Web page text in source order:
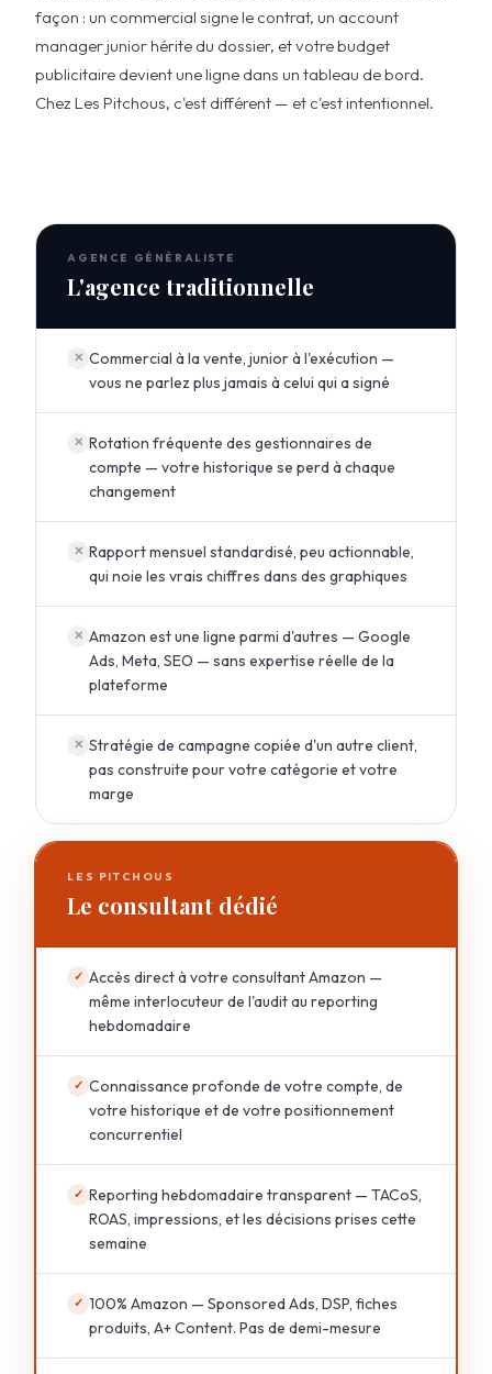
façon : un commercial signe le contrat, un account
manager junior hérite du dossier, et votre budget
publicitaire devient une ligne dans un tableau de bord.
Chez Les Pitchous, c'est différent — et c'est intentionnel.
AGENCE GÉNÉRALISTE
L'agence traditionnelle
✕ Commercial à la vente, junior à l'exécution —
vous ne parlez plus jamais à celui qui a signé
✕ Rotation fréquente des gestionnaires de
compte — votre historique se perd à chaque
changement
✕ Rapport mensuel standardisé, peu actionnable,
qui noie les vrais chiffres dans des graphiques
✕ Amazon est une ligne parmi d'autres — Google
Ads, Meta, SEO — sans expertise réelle de la
plateforme
✕ Stratégie de campagne copiée d'un autre client,
pas construite pour votre catégorie et votre
marge
LES PITCHOUS
Le consultant dédié
✓ Accès direct à votre consultant Amazon —
même interlocuteur de l'audit au reporting
hebdomadaire
✓ Connaissance profonde de votre compte, de
votre historique et de votre positionnement
concurrentiel
✓ Reporting hebdomadaire transparent — TACoS,
ROAS, impressions, et les décisions prises cette
semaine
✓ 100% Amazon — Sponsored Ads, DSP, fiches
produits, A+ Content. Pas de demi-mesure